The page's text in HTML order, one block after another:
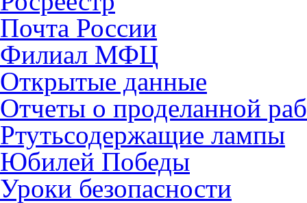
Почта России
Филиал МФЦ
Открытые данные
Отчеты о проделанной
Ртутьсодержащие лампы
Юбилей Победы
Уроки безопасности